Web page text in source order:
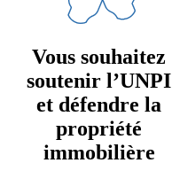
Vous souhaitez
soutenir l’UNPI
et défendre la
propriété
immobilière